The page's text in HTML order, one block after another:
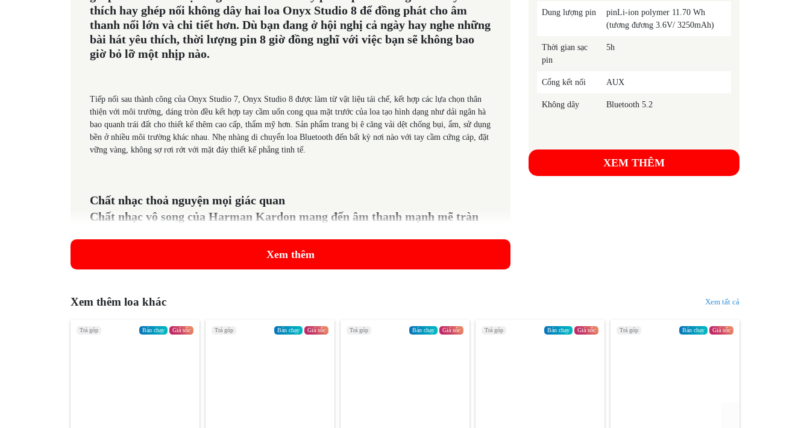
thích hay ghép nối không dây hai loa Onyx Studio 8 để đồng phát cho âm
thanh nổi lớn và chi tiết hơn. Dù bạn đang ở hội nghị cả ngày hay nghe những
bài hát yêu thích, thời lượng pin 8 giờ đồng nghĩ với việc bạn sẽ không bao
giờ bỏ lỡ một nhịp nào.
Tiếp nối sau thành công của Onyx Studio 7, Onyx Studio 8 được làm từ vật liệu tái chế, kết hợp các lựa chọn thân
thiện với môi trường, dáng tròn đều kết hợp tay cầm uốn cong qua mặt trước của loa tạo hình dạng như dải ngân hà
bao quanh trái đất cho thiết kế thêm cao cấp, thẩm mỹ hơn. Sản phẩm trang bị ê căng vải dệt chống bụi, ẩm, sử dụng
bền ở nhiều môi trường khác nhau. Nhẹ nhàng di chuyển loa Bluetooth đến bất kỳ nơi nào với tay cầm cứng cáp, đặt
vững vàng, không sợ rơi rớt với mặt đáy thiết kế phẳng tinh tế.
Chất nhạc thoả nguyện mọi giác quan
Chất nhạc vô song của Harman Kardon mang đến âm thanh mạnh mẽ tràn
25mm phát âm nổi trung thực, âm trầm dày khỏe, uy lực, âm thanh từ nhạc
phòng từ 15 - 20 m².
Xem thêm
Dung lượng pin
pinLi-ion polymer 11.70 Wh
(tương đương 3.6V/ 3250mAh)
Thời gian sạc
pin
5h
Cổng kết nối AUX
Không dây Bluetooth 5.2
XEM THÊM
Xem thêm loa khác Xem tất cả
Bán chạy Giá sốc
Trả góp Bán chạy Giá sốc
Trả góp Bán chạy Giá sốc
Trả góp Bán chạy Giá sốc
Trả góp Bán chạy Giá sốc
Trả góp